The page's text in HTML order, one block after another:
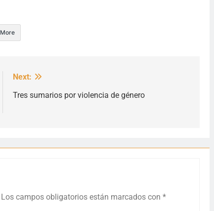
More
Next:
Tres sumarios por violencia de género
Los campos obligatorios están marcados con *